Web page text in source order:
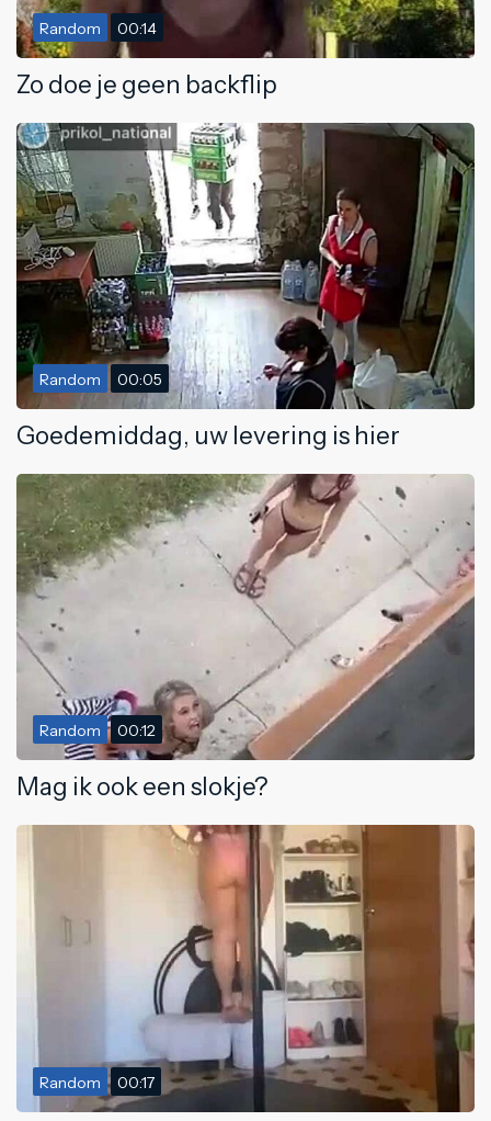
Random 00:14
Zo doe je geen backflip
Random 00:05
Goedemiddag, uw levering is hier
Random 00:12
Mag ik ook een slokje?
Random 00:17